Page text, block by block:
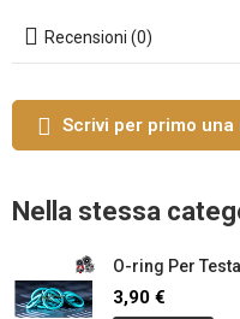
Recensioni (0)
Scrivi per primo
Nella stessa
O-ring Per
3,90 €